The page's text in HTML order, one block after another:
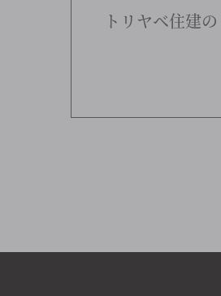
トリヤベ住建の